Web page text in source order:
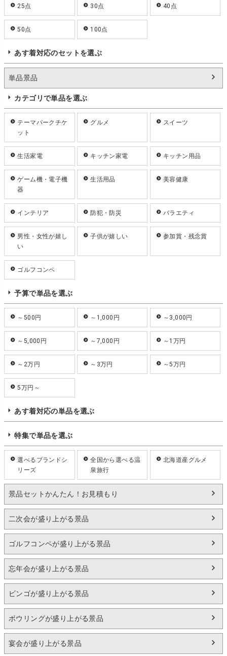
25点 30点 40点
50点 100点
あす着対応のセットを選ぶ
単品景品
カテゴリで単品を選ぶ
テーマパークチケ
ット
グルメ スイーツ
生活家電 キッチン家電 キッチン用品
ゲーム機・電子機
器
生活用品 美容健康
インテリア 防犯・防災 バラエティ
男性・女性が嬉し
い
子供が嬉しい 参加賞・残念賞
ゴルフコンペ
予算で単品を選ぶ
～500円 ～1,000円 ～3,000円
～5,000円 ～7,000円 ～1万円
～2万円 ～3万円 ～5万円
5万円～
あす着対応の単品を選ぶ
特集で単品を選ぶ
選べるブランドシ
リーズ
全国から選べる温
泉旅行
北海道産グルメ
景品セットかんたん！お見積もり
二次会が盛り上がる景品
ゴルフコンペが盛り上がる景品
忘年会が盛り上がる景品
ビンゴが盛り上がる景品
ボウリングが盛り上がる景品
宴会が盛り上がる景品